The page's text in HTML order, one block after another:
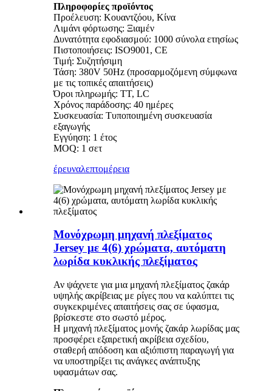
Πληροφορίες προϊόντος
Προέλευση: Κουαντζόου, Κίνα
Λιμάνι φόρτωσης: Ξιαμέν
Δυνατότητα εφοδιασμού: 1000 σύνολα ετησίως
Πιστοποιήσεις: ISO9001, CE
Τιμή: Συζητήσιμη
Τάση: 380V 50Hz (προσαρμοζόμενη σύμφωνα
με τις τοπικές απαιτήσεις)
Όροι πληρωμής: TT, LC
Χρόνος παράδοσης: 40 ημέρες
Συσκευασία: Τυποποιημένη συσκευασία
εξαγωγής
Εγγύηση: 1 έτος
MOQ: 1 σετ
έρευναλεπτομέρεια
Μονόχρωμη μηχανή πλεξίματος
Jersey με 4(6) χρώματα, αυτόματη
λωρίδα κυκλικής πλεξίματος
Αν ψάχνετε για μια μηχανή πλεξίματος ζακάρ
υψηλής ακρίβειας με ρίγες που να καλύπτει τις
συγκεκριμένες απαιτήσεις σας σε ύφασμα,
βρίσκεστε στο σωστό μέρος.
Η μηχανή πλεξίματος μονής ζακάρ λωρίδας μας
προσφέρει εξαιρετική ακρίβεια σχεδίου,
σταθερή απόδοση και αξιόπιστη παραγωγή για
να υποστηρίξει τις ανάγκες ανάπτυξης
υφασμάτων σας.